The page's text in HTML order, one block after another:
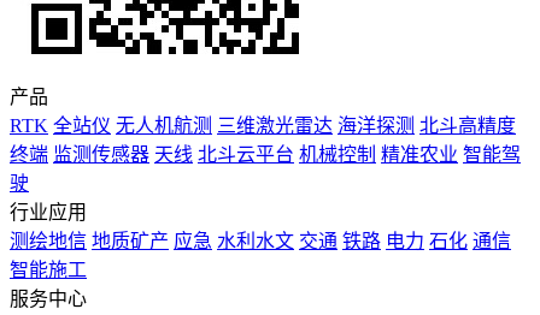
产品
RTK 全站仪 无人机航测 三维激光雷达 海洋探测 北斗高精度
终端 监测传感器 天线 北斗云平台 机械控制 精准农业 智能驾
驶
行业应用
测绘地信 地质矿产 应急 水利水文 交通 铁路 电力 石化 通信
智能施工
服务中心